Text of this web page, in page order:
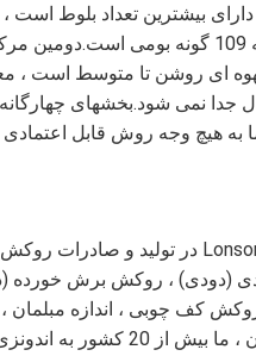
ای روشن تا متوسط ​​است ،
نمی شود.بخشهای چهارگانه
به هیچ وجه روش قابل
(دودی) ، روکش برش خورده
500،000 متر